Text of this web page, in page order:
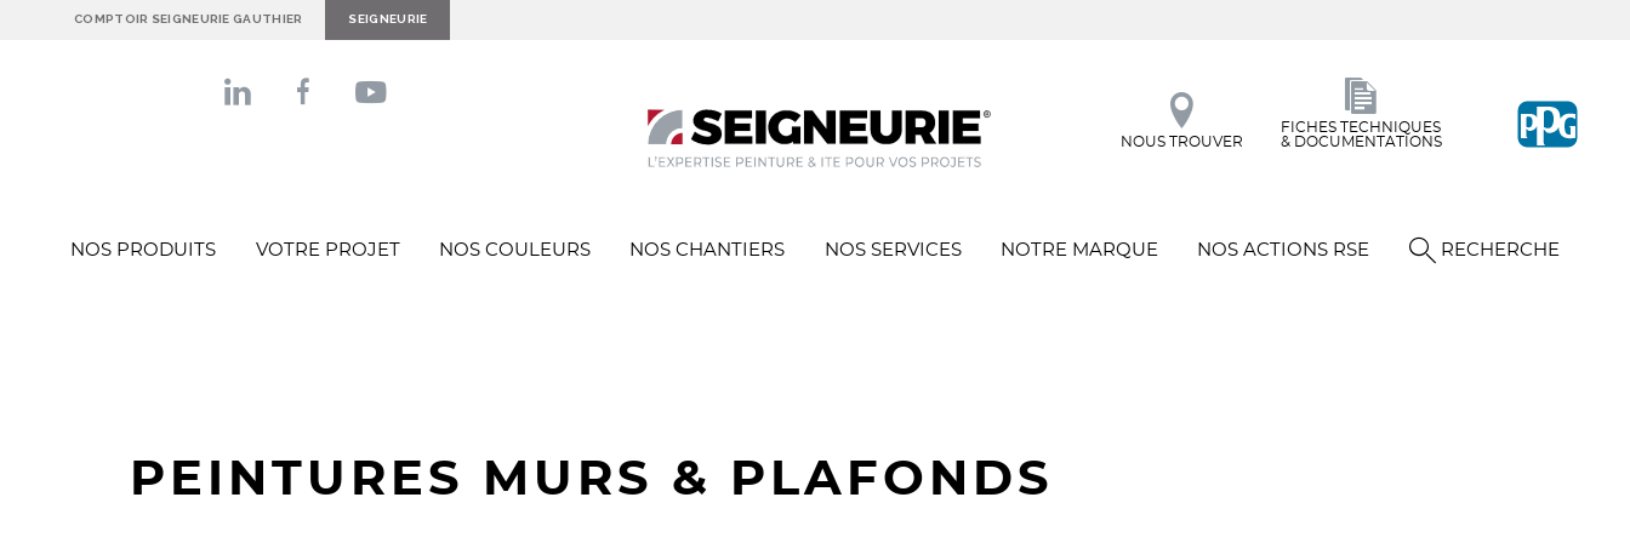
COMPTOIR SEIGNEURIE GAUTHIER SEIGNEURIE
NOUS TROUVER
FICHES TECHNIQUES
& DOCUMENTATIONS
NOS PRODUITS VOTRE PROJET NOS COULEURS NOS CHANTIERS NOS SERVICES NOTRE MARQUE NOS ACTIONS RSE RECHERCHE
PEINTURES MURS & PLAFONDS